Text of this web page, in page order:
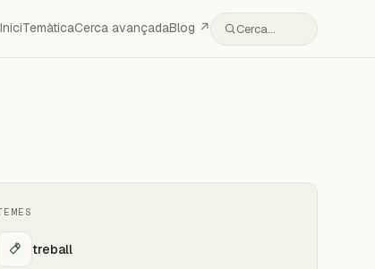
IniciTemàticaCerca avançadaBlog ↗ Cerca…
treball